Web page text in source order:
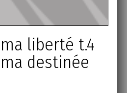
liberté t.4
destinée